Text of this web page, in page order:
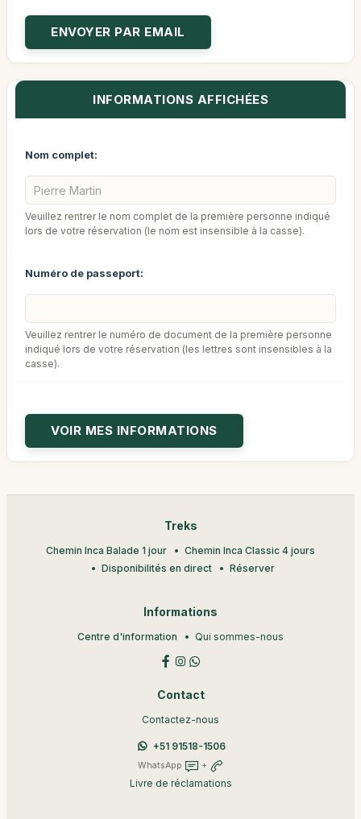
INFORMATIONS AFFICHÉES
Nom complet:
Veuillez rentrer le nom complet de la première personne indiqué
lors de votre réservation (le nom est insensible à la casse).
Numéro de passeport:
Veuillez rentrer le numéro de document de la première personne
indiqué lors de votre réservation (les lettres sont insensibles à la
casse).
Treks
Chemin Inca Balade 1 jour
Chemin Inca Classic 4 jours
Disponibilités en direct
Réserver
Informations
Centre d'information Qui sommes-nous
Contact
Contactez-nous
+51 91518-1506
WhatsApp +
Livre de réclamations